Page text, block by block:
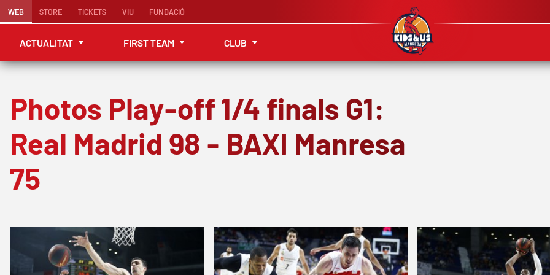
WEB STORE TICKETS VIU FUNDACIÓ
ACTUALITAT FIRST TEAM CLUB
Photos Play-off 1/4 finals G1:
Real Madrid 98 - BAXI Manresa
75